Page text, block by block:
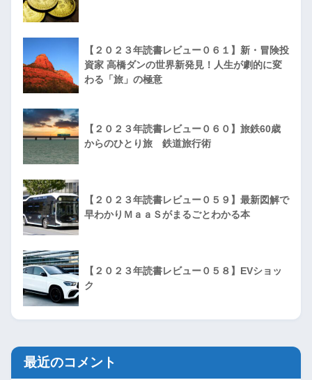
【２０２３年読書レビュー０６１】新・冒険投
資家 高橋ダンの世界新発見！人生が劇的に変
わる「旅」の極意
【２０２３年読書レビュー０６０】旅鉄60歳
からのひとり旅 鉄道旅行術
【２０２３年読書レビュー０５９】最新図解で
早わかりＭａａＳがまるごとわかる本
【２０２３年読書レビュー０５８】EVショッ
ク
最近のコメント